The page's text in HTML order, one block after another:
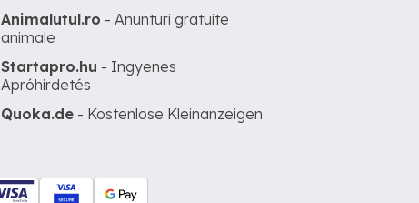
Animalutul.ro - Anunturi gratuite
animale
Startapro.hu - Ingyenes
Apróhirdetés
Quoka.de - Kostenlose Kleinanzeigen